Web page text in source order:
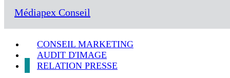
Médiapex Conseil
CONSEIL MARKETING
AUDIT D'IMAGE
RELATION PRESSE